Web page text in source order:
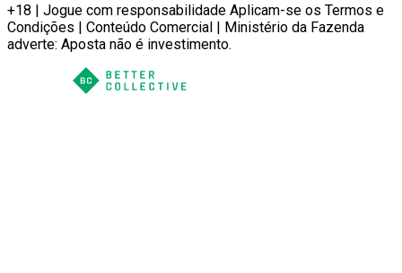
+18 | Jogue com responsabilidade Aplicam-se os Termos e
Condições | Conteúdo Comercial | Ministério da Fazenda
adverte: Aposta não é investimento.